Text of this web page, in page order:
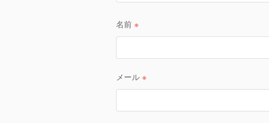
名前 ※
メール ※